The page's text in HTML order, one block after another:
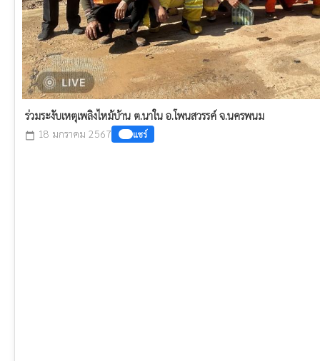
ร่วมระงับเหตุเพลิงไหม้บ้าน ต.นาใน อ.โพนสวรรค์ จ.นครพนม
calendar_today 18 มกราคม 2567 แชร์